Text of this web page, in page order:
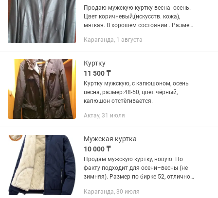
Продаю мужскую куртку весна -осень.
Цвет коричневый,(искусств. кожа),
мягкая. В хорошем состоянии . Размер
Караганда, 1 августа
Куртку
11 500 ₸
Куртку мужскую, с капюшоном, осень
весна, размер:48-50, цвет:чёрный,
капюшон отстёгивается.
Актау, 31 июля
Мужская куртка
10 000 ₸
Продам мужскую куртку, новую. По
факту подходит для осени–весны (не
зимняя). Размер по бирке 52, отлично
идеально). Состояние новое, без
Караганда, 30 июля